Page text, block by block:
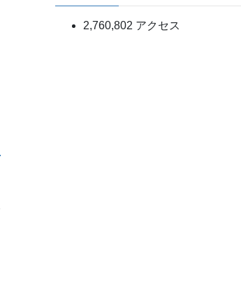
2,760,802 アクセス